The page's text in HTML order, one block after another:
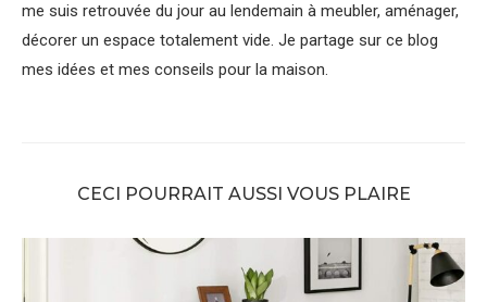
me suis retrouvée du jour au lendemain à meubler, aménager,
décorer un espace totalement vide. Je partage sur ce blog
mes idées et mes conseils pour la maison.
CECI POURRAIT AUSSI VOUS PLAIRE